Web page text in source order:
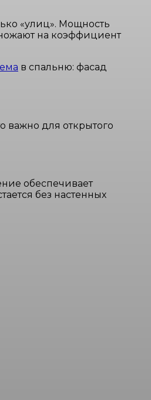
«улиц». Мощность
на коэффициент
в спальню: фасад
важно для открытого
обеспечивает
без настенных